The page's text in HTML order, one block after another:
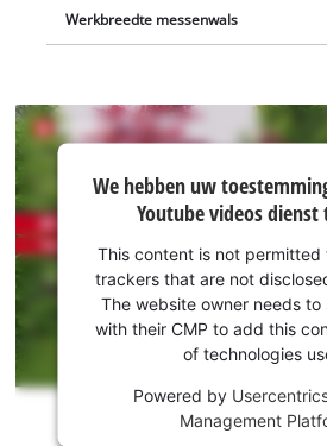
Werkbreedte messenwals
toestemming
nodig om de
Youtube
dienst te
laden!
content
We hebben uw
Youtube videos dienst
This content is not
trackers that are not
The website owner needs
with their CMP to add this
of technologies
Powered by
Management